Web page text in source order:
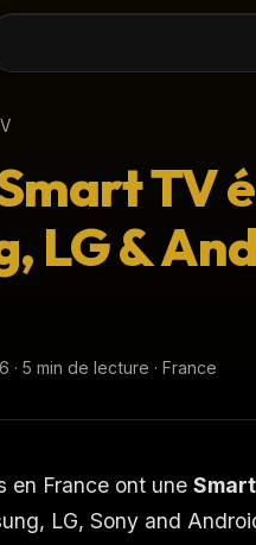
TV é
LG &
· 5 min de lecture · France
en France ont une
LG, Sony and